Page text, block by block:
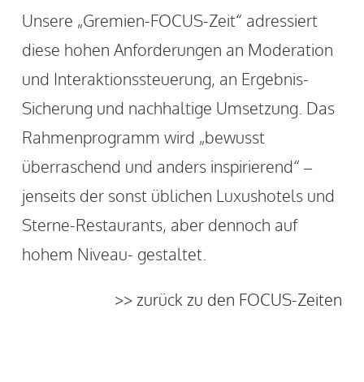
Unsere „Gremien-FOCUS-Zeit“ adressiert
diese hohen Anforderungen an Moderation
und Interaktionssteuerung, an Ergebnis-
Sicherung und nachhaltige Umsetzung. Das
Rahmenprogramm wird „bewusst
überraschend und anders inspirierend“ –
jenseits der sonst üblichen Luxushotels und
Sterne-Restaurants, aber dennoch auf
hohem Niveau- gestaltet.
>> zurück zu den FOCUS-Zeiten